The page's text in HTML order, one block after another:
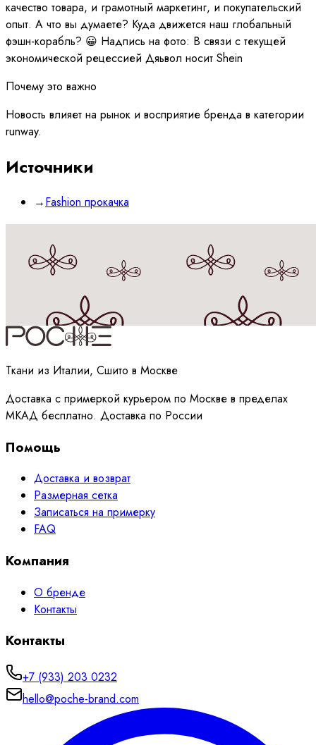
качество товара, и грамотный маркетинг, и покупательский
опыт. А что вы думаете? Куда движется наш глобальный
фэшн-корабль? 😀 Надпись на фото: В связи с текущей
экономической рецессией Дяьвол носит Shein
Почему это важно
Новость влияет на рынок и восприятие бренда в категории
runway.
Источники
→Fashion прокачка
Принимаюполитикуобработки данных
Ткани из Италии, Сшито в Москве
Доставка с примеркой курьером по Москве в пределах
МКАД бесплатно. Доставка по России
Помощь
Доставка и возврат
Размерная сетка
Записаться на примерку
FAQ
Компания
О бренде
Контакты
Контакты
+7 (933) 203 0232
hello@poche-brand.com